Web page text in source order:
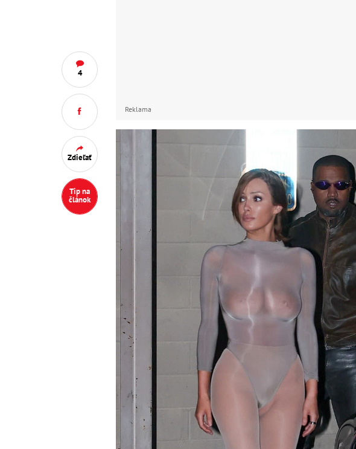
4
Zdieľať
Tip na
článok
Reklama